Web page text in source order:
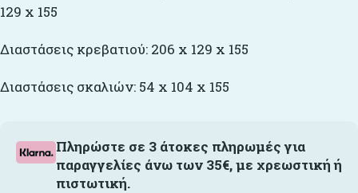
129 x 155
Διαστάσεις κρεβατιού: 206 x 129 x 155
Διαστάσεις σκαλιών: 54 x 104 x 155
Πληρώστε σε 3 άτοκες πληρωμές για
παραγγελίες άνω των 35€, με χρεωστική ή
πιστωτική.